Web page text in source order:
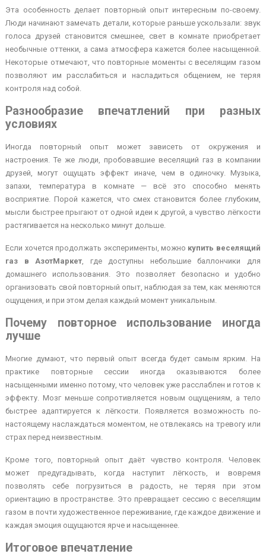
Эта особенность делает повторный опыт интересным по-своему.
Люди начинают замечать детали, которые раньше ускользали: звук
голоса друзей становится смешнее, свет в комнате приобретает
необычные оттенки, а сама атмосфера кажется более насыщенной.
Некоторые отмечают, что повторные моменты с веселящим газом
позволяют им расслабиться и насладиться общением, не теряя
контроля над собой.
Разнообразие впечатлений при разных
условиях
Иногда повторный опыт может зависеть от окружения и
настроения. Те же люди, пробовавшие веселящий газ в компании
друзей, могут ощущать эффект иначе, чем в одиночку. Музыка,
запахи, температура в комнате — всё это способно менять
восприятие. Порой кажется, что смех становится более глубоким,
мысли быстрее прыгают от одной идеи к другой, а чувство лёгкости
растягивается на несколько минут дольше.
Если хочется продолжать эксперименты, можно купить веселящий
газ в АзотМаркет , где доступны небольшие баллончики для
домашнего использования. Это позволяет безопасно и удобно
организовать свой повторный опыт, наблюдая за тем, как меняются
ощущения, и при этом делая каждый момент уникальным.
Почему повторное использование иногда
лучше
Многие думают, что первый опыт всегда будет самым ярким. На
практике повторные сессии иногда оказываются более
насыщенными именно потому, что человек уже расслаблен и готов к
эффекту. Мозг меньше сопротивляется новым ощущениям, а тело
быстрее адаптируется к лёгкости. Появляется возможность по-
настоящему наслаждаться моментом, не отвлекаясь на тревогу или
страх перед неизвестным.
Кроме того, повторный опыт даёт чувство контроля. Человек
может предугадывать, когда наступит лёгкость, и вовремя
позволять себе погрузиться в радость, не теряя при этом
ориентацию в пространстве. Это превращает сессию с веселящим
газом в почти художественное переживание, где каждое движение и
каждая эмоция ощущаются ярче и насыщеннее.
Итоговое впечатление